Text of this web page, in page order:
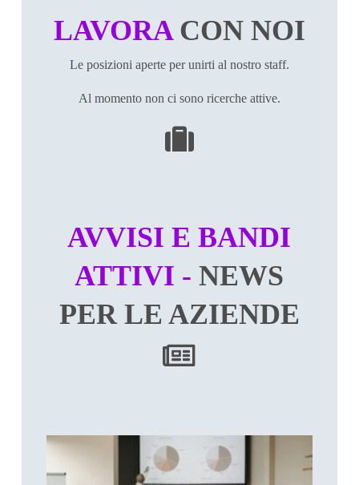
LAVORA CON NOI
Le posizioni aperte per unirti al nostro staff.
Al momento non ci sono ricerche attive.
AVVISI E BANDI
ATTIVI -NEWS
PER LE AZIENDE